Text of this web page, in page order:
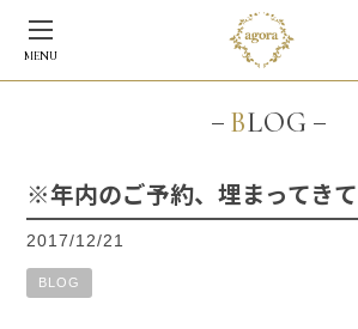
MENU
BLOG
※年内のご予約、埋まってきて
2017/12/21
BLOG